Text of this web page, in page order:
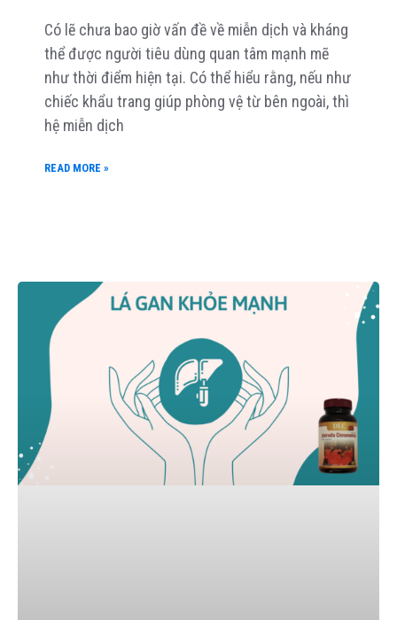
Có lẽ chưa bao giờ vấn đề về miễn dịch và kháng
thể được người tiêu dùng quan tâm mạnh mẽ
như thời điểm hiện tại. Có thể hiểu rằng, nếu như
chiếc khẩu trang giúp phòng vệ từ bên ngoài, thì
hệ miễn dịch
READ MORE »